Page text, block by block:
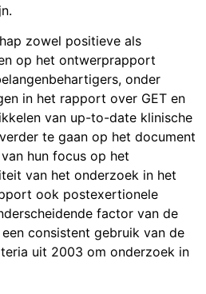
zowel positieve als
op het ontwerprapport
onder
in het rapport over GET en
van up-to-date klinische
te gaan op het document
hun focus op het
van het onderzoek in het
ook postexertionele
factor van de
consistent gebruik van de
uit 2003 om onderzoek in